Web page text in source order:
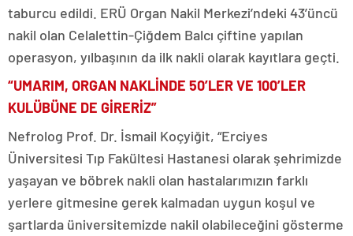
taburcu edildi. ERÜ Organ Nakil Merkezi’ndeki 43’üncü
nakil olan Celalettin-Çiğdem Balcı çiftine yapılan
operasyon, yılbaşının da ilk nakli olarak kayıtlara geçti.
“UMARIM, ORGAN NAKLİNDE 50’LER VE 100’LER
KULÜBÜNE DE GİRERİZ”
Nefrolog Prof. Dr. İsmail Koçyiğit, “Erciyes
Üniversitesi Tıp Fakültesi Hastanesi olarak şehrimizde
yaşayan ve böbrek nakli olan hastalarımızın farklı
yerlere gitmesine gerek kalmadan uygun koşul ve
şartlarda üniversitemizde nakil olabileceğini gösterme